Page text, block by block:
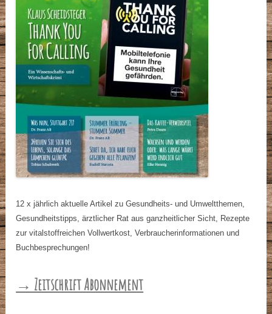
12 x jährlich aktuelle Artikel zu Gesundheits- und Umweltthemen,
Gesundheitstipps, ärztlicher Rat aus ganzheitlicher Sicht, Rezepte
zur vitalstoffreichen Vollwertkost, Verbraucherinformationen und
Buchbesprechungen!
→ Zeitschrift Abonnement